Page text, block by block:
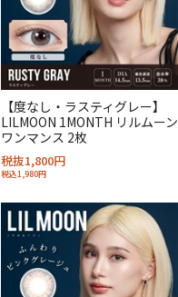
【度なし・ラスティグレー】
LILMOON 1MONTH リルムーン
ワンマンス 2枚
税抜1,800円
税込1,980円